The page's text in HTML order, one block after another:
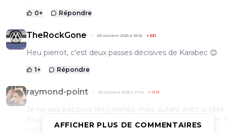
0+ Répondre
TheRockGone 03 octobre 2025 à 18:16 + 531
Heu pierrot, c'est deux passes décisives de Karabec 😊
1+ Répondre
raymond-point 03 octobre 2025 à 17:41 +1391
Je ne sais pas pour les lyonnais, mais autant avec la tête
pieds, il fait peur.
AFFICHER PLUS DE COMMENTAIRES